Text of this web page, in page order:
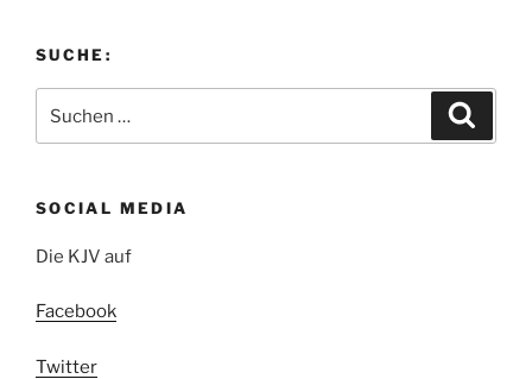
SUCHE:
nach:
SOCIAL MEDIA
Die KJV auf
Facebook
Twitter